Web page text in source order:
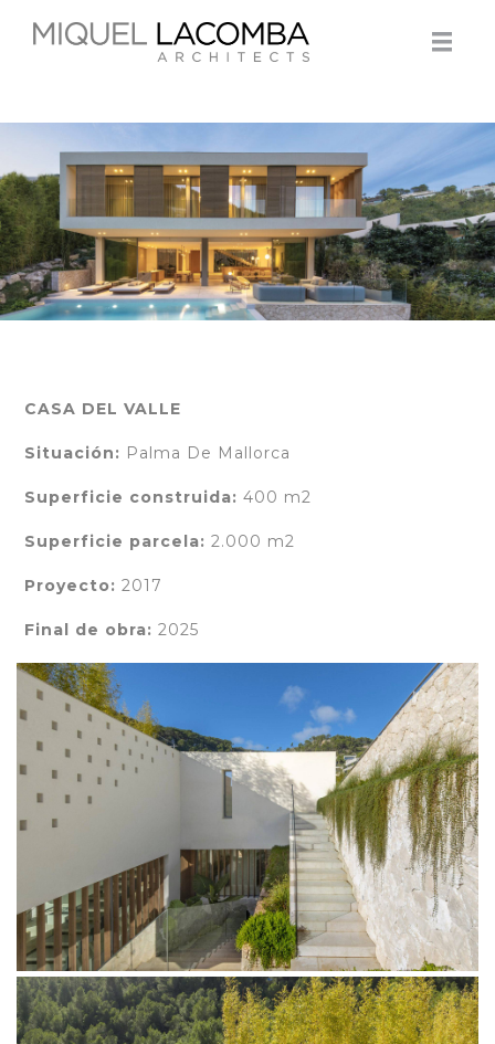
CASA DEL VALLE
Situación: Palma De Mallorca
Superficie construida: 400 m2
Superficie parcela: 2.000 m2
Proyecto: 2017
Final de obra: 2025